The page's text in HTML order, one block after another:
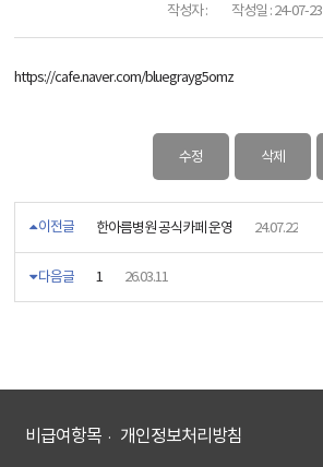
작성자 : 작성일 :24-07-23
https://cafe.naver.com/bluegrayg5omz
수정 삭제
이전글 한아름병원 공식카페 운영 24.07.22
다음글 1 26.03.11
비급여항목 개인정보처리방침